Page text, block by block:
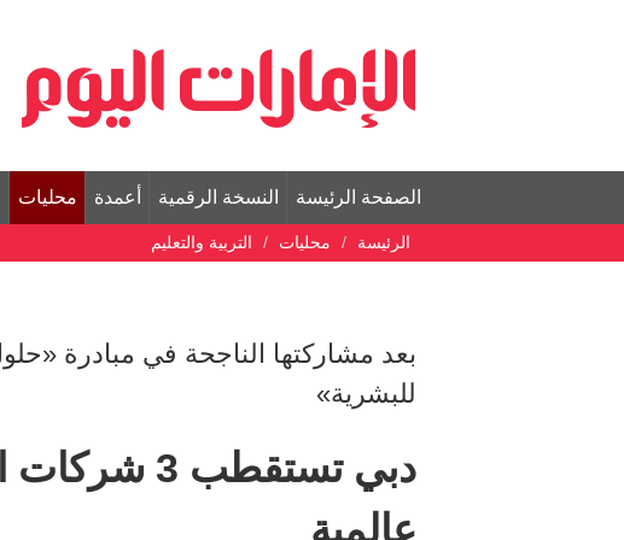
الصفحة الرئيسة النسخة الرقمية أعمدة محليات
الرئيسة محليات التربية والتعليم
بعد مشاركتها الناجحة في مبادرة
للبشرية»
دبي تستقطب
عالمية